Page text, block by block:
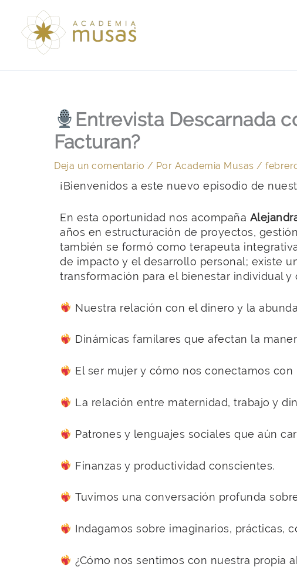
contenido
Entrevista Descarnada
Facturan?
Deja un comentario / Por Academia Musas /
¡Bienvenidos a este nuevo episodio de
En esta oportunidad nos acompaña
años en estructuración de proyectos,
también se formó como terapeuta
de impacto y el desarrollo personal; existe
transformación para el bienestar individual y
Nuestra relación con el dinero y la
Dinámicas familares que afectan la
El ser mujer y cómo nos conectamos
La relación entre maternidad, trabajo y
Patrones y lenguajes sociales que aún
Finanzas y productividad conscientes.
Tuvimos una conversación profunda
Indagamos sobre imaginarios, prácticas,
¿Cómo nos sentimos con nuestra propia